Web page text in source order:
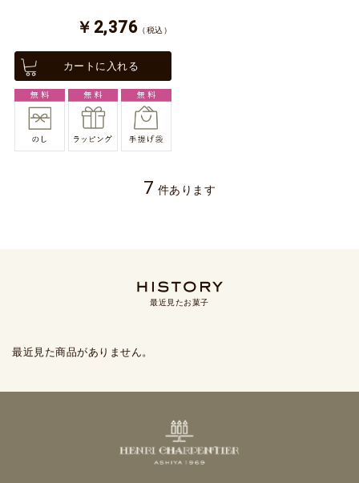
￥2,376 （税込）
カートに入れる
7 件あります
最近見たお菓子
最近見た商品がありません。